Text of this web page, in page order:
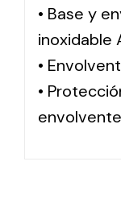
• Base y
inoxidable
•
•